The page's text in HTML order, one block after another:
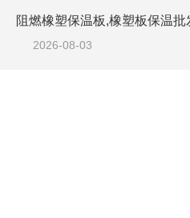
阻燃橡塑保温板,橡塑板保温批
2026-08-03